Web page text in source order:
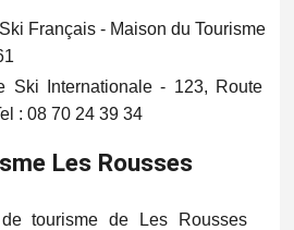
Français - Maison du Tourisme
Ski Internationale - 123, Route
: 08 70 24 39 34
Les Rousses
tourisme de Les Rousses